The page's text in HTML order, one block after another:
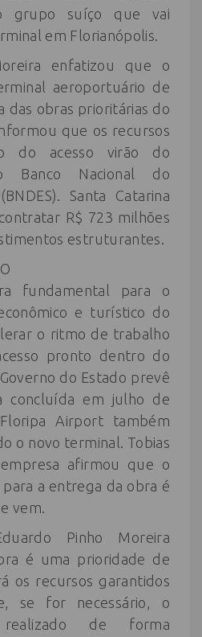
grupo suíço que vai
em Florianópolis.
enfatizou que o
aeroportuário de
das obras prioritárias do
que os recursos
do acesso virão do
Banco Nacional do
Santa Catarina
R$ 723 milhões
estruturantes.
fundamental para o
e turístico do
o ritmo de trabalho
pronto dentro do
do Estado prevê
concluída em julho de
Airport também
o novo terminal. Tobias
afirmou que o
a entrega da obra é
vem.
Pinho Moreira
é uma prioridade de
os recursos garantidos
se for necessário, o
de forma